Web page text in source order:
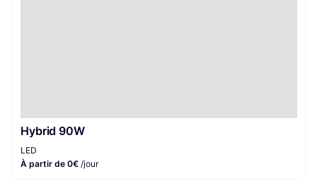
Hybrid 90W
LED
À partir de 0€ /jour